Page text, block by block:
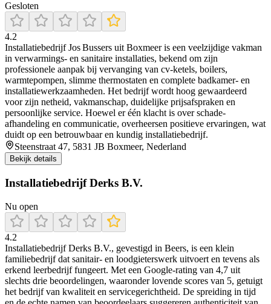
Gesloten
4.2
Installatiebedrijf Jos Bussers uit Boxmeer is een veelzijdige vakman
in verwarmings- en sanitaire installaties, bekend om zijn
professionele aanpak bij vervanging van cv-ketels, boilers,
warmtepompen, slimme thermostaten en complete badkamer- en
installatiewerkzaamheden. Het bedrijf wordt hoog gewaardeerd
voor zijn netheid, vakmanschap, duidelijke prijsafspraken en
persoonlijke service. Hoewel er één klacht is over schade-
afhandeling en communicatie, overheersen positieve ervaringen, wat
duidt op een betrouwbaar en kundig installatiebedrijf.
Steenstraat 47, 5831 JB Boxmeer, Nederland
Bekijk details
Installatiebedrijf Derks B.V.
Nu open
4.2
Installatiebedrijf Derks B.V., gevestigd in Beers, is een klein
familiebedrijf dat sanitair- en loodgieterswerk uitvoert en tevens als
erkend leerbedrijf fungeert. Met een Google-rating van 4,7 uit
slechts drie beoordelingen, waaronder lovende scores van 5, getuigt
het bedrijf van kwaliteit en servicegerichtheid. De spreiding in tijd